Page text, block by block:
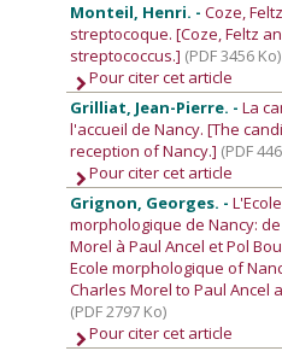
Monteil, Henri. -Coze,
streptocoque. [Coze, Feltz
streptococcus.] (PDF 3456 Ko)
Pour citer cet article
Grilliat, Jean-Pierre. -La
l'accueil de Nancy. [The
reception of Nancy.] (PDF
Pour citer cet article
Grignon, Georges. -L'Ecole
morphologique de Nancy:
Morel à Paul Ancel et Pol
Ecole morphologique of
Charles Morel to Paul Ancel
(PDF 2797 Ko)
Pour citer cet article